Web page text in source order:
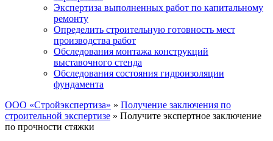
Экспертиза выполненных работ по капитальному
ремонту
Определить строительную готовность мест
производства работ
Обследования монтажа конструкций
выставочного стенда
Обследования состояния гидроизоляции
фундамента
ООО «Стройэкспертиза» » Получение заключения по
строительной экспертизе » Получите экспертное заключение
по прочности стяжки